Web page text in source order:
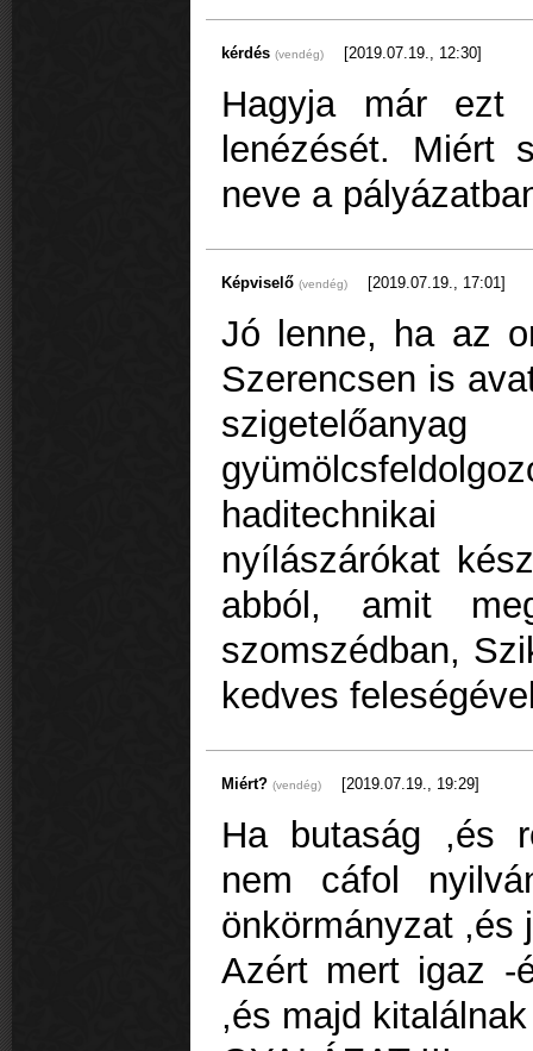
kérdés (vendég) [2019.07.19., 12:30]
Hagyja már ezt
lenézését. Miért
neve a
Képviselő (vendég) [2019.07.19., 17:01]
Jó lenne, ha az
Szerencsen is
nyílászárókat
abból, amit
szomszédban,
kedves
Miért? (vendég) [2019.07.19., 19:29]
Ha butaság ,és
nem cáfol
önkörmányzat ,és
Azért mert igaz -
,és majd